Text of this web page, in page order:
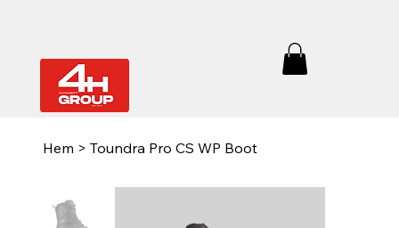
Hem > Toundra Pro CS WP Boot